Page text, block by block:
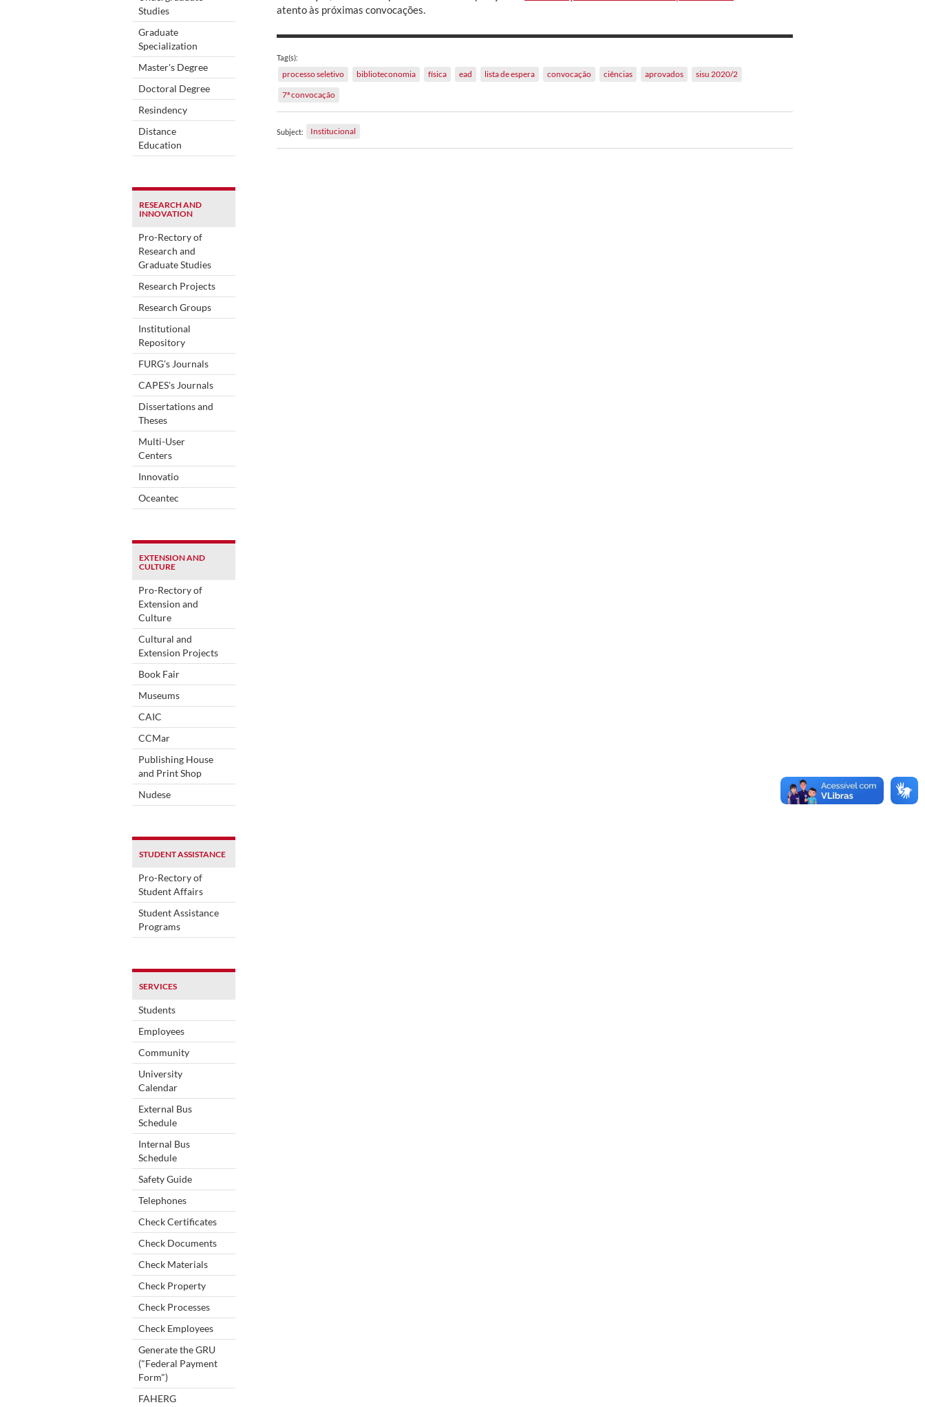
Studies
Graduate
Specialization
Master's Degree
Doctoral Degree
Resindency
Distance
Education
RESEARCH AND
INNOVATION
Pro-Rectory of
Research and
Graduate Studies
Research Projects
Research Groups
Institutional
Repository
FURG's Journals
CAPES's Journals
Dissertations and
Theses
Multi-User
Centers
Innovatio
Oceantec
EXTENSION AND
CULTURE
Pro-Rectory of
Extension and
Culture
Cultural and
Extension Projects
Book Fair
Museums
CAIC
CCMar
Publishing House
and Print Shop
Nudese
STUDENT ASSISTANCE
Pro-Rectory of
Student Affairs
Student Assistance
Programs
SERVICES
Students
Employees
Community
University
Calendar
External Bus
Schedule
Internal Bus
Schedule
Safety Guide
Telephones
Check Certificates
Check Documents
Check Materials
Check Property
Check Processes
Check Employees
Generate the GRU
("Federal Payment
Form")
FAHERG
atento às próximas convocações.
Tag(s):
processo seletivo biblioteconomia física ead lista de espera convocação ciências aprovados
sisu 2020/2
7ª convocação
Subject: Institucional